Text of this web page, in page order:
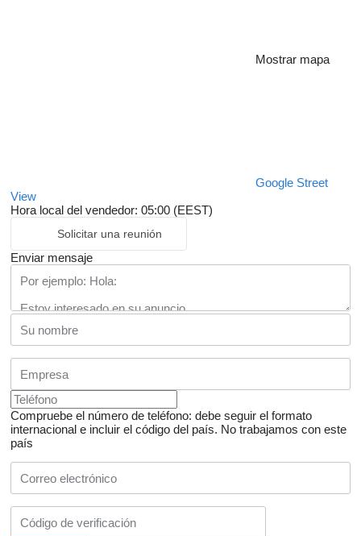
Mostrar mapa
Google Street
View
Hora local del vendedor: 05:00 (EEST)
Solicitar una reunión
Enviar mensaje
Compruebe el número de teléfono: debe seguir el formato
internacional e incluir el código del país. No trabajamos con este
país